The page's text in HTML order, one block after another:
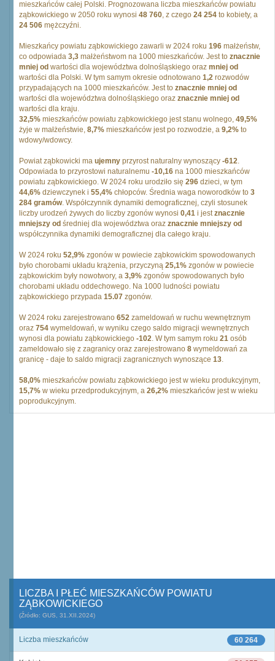
mieszkańców całej Polski. Prognozowana liczba mieszkańców powiatu
ząbkowickiego w 2050 roku wynosi 48 760, z czego 24 254 to kobiety, a
24 506 mężczyźni.
Mieszkańcy powiatu ząbkowickiego zawarli w 2024 roku 196 małżeństw,
co odpowiada 3,3 małżeństwom na 1000 mieszkańców. Jest to znacznie
mniej od wartości dla województwa dolnośląskiego oraz mniej od
wartości dla Polski. W tym samym okresie odnotowano 1,2 rozwodów
przypadających na 1000 mieszkańców. Jest to znacznie mniej od
wartości dla województwa dolnośląskiego oraz znacznie mniej od
wartości dla kraju.
32,5% mieszkańców powiatu ząbkowickiego jest stanu wolnego, 49,5%
żyje w małżeństwie, 8,7% mieszkańców jest po rozwodzie, a 9,2% to
wdowy/wdowcy.
Powiat ząbkowicki ma ujemny przyrost naturalny wynoszący -612.
Odpowiada to przyrostowi naturalnemu -10,16 na 1000 mieszkańców
powiatu ząbkowickiego. W 2024 roku urodziło się 296 dzieci, w tym
44,6% dziewczynek i 55,4% chłopców. Średnia waga noworodków to 3
284 gramów. Współczynnik dynamiki demograficznej, czyli stosunek
liczby urodzeń żywych do liczby zgonów wynosi 0,41 i jestznacznie
mniejszy od średniej dla województwa oraz znacznie mniejszy od
współczynnika dynamiki demograficznej dla całego kraju.
W 2024 roku 52,9% zgonów w powiecie ząbkowickim spowodowanych
było chorobami układu krążenia, przyczyną 25,1% zgonów w powiecie
ząbkowickim były nowotwory, a 3,9% zgonów spowodowanych było
chorobami układu oddechowego. Na 1000 ludności powiatu
ząbkowickiego przypada 15.07 zgonów.
W 2024 roku zarejestrowano 652 zameldowań w ruchu wewnętrznym
oraz 754 wymeldowań, w wyniku czego saldo migracji wewnętrznych
wynosi dla powiatu ząbkowickiego -102. W tym samym roku 21 osób
zameldowało się z zagranicy oraz zarejestrowano 8 wymeldowań za
granicę - daje to saldo migracji zagranicznych wynoszące 13.
58,0% mieszkańców powiatu ząbkowickiego jest w wieku produkcyjnym,
15,7% w wieku przedprodukcyjnym, a 26,2% mieszkańców jest w wieku
poprodukcyjnym.
LICZBA I PŁEĆ MIESZKAŃCÓW POWIATU
ZĄBKOWICKIEGO
(Źródło: GUS, 31.XII.2024)
60 264
Liczba mieszkańców